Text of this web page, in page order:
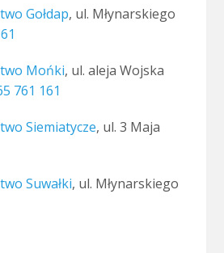
Gołdap, ul. Młynarskiego
Mońki, ul. aleja Wojska
761 161
Siemiatycze, ul. 3 Maja
Suwałki, ul. Młynarskiego